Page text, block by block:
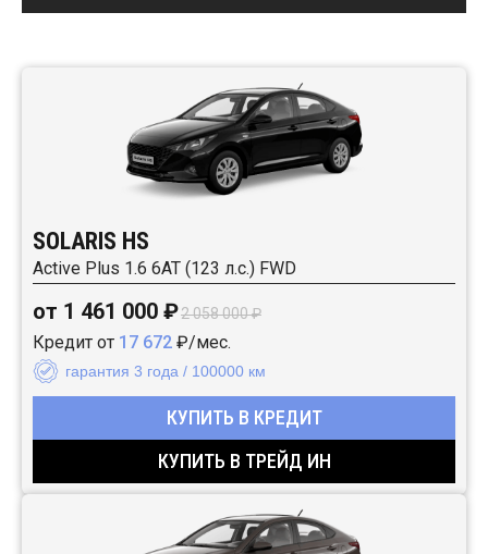
SOLARIS HS
Active Plus 1.6 6AT (123 л.с.) FWD
от 1 461 000 ₽2 058 000 ₽
Кредит от 17 672 ₽/мес.
гарантия 3 года / 100000 км
КУПИТЬ В КРЕДИТ
КУПИТЬ В ТРЕЙД ИН